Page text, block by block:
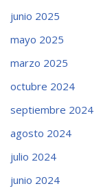
junio 2025
mayo 2025
marzo 2025
octubre 2024
septiembre 2024
agosto 2024
julio 2024
junio 2024